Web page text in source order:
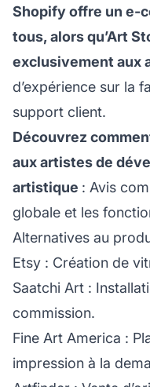
Shopify offre un e-
tous, alors qu’Art
exclusivement aux
d’expérience sur la
support client.
Découvrez
aux artistes de
artistique : Avis
globale et les
Alternatives au
Etsy : Création de
Saatchi Art :
commission.
Fine Art America :
impression à la